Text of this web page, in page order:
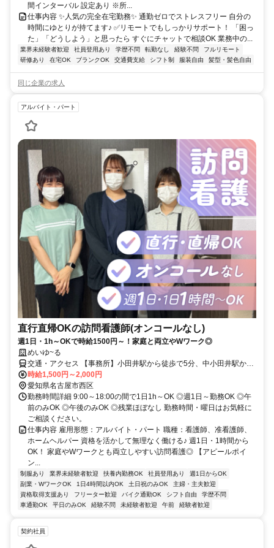
間インターバル 設定あり ※所...
仕事内容 ✨人気の完全在宅勤務✨ 通勤ゼロでストレスフリー 自分の
時間にゆとりが持てます♪ ✅リモートでもしっかりサポート！ 「困っ
た」「どうしよう」と思ったら すぐにチャットで相談OK 業務中の...
業界未経験者歓迎 社員登用あり 学歴不問 転勤なし 経験不問
フルリモート
研修あり
在宅OK ブランクOK 交通費支給 シフト制 服装自由 髪型・髪色自由
同じ企業の求人
アルバイト・パート
直行直帰OKの訪問看護師(オンコールなし)
週1日・1h～OKで時給1500円～！家庭と両立やWワーク◎
めいゆ~る
交通・アクセス 【事務所】小田井駅から徒歩で5分、中小田井駅から
徒歩で6分、上小田井駅から徒歩で11分
時給1,500円～2,000円
愛知県名古屋市西区
勤務時間詳細 9:00～18:00の間で1日1h～OK ◎週1日～勤務OK ◎午
前のみOK ◎午後のみOK ◎残業ほぼなし 勤務時間・曜日はお気軽に
ご相談ください。
仕事内容 雇用形態：アルバイト・パート 職種：看護師、准看護師、
ホームヘルパー 資格を活かして無理なく働ける♪ 週1日・1時間から
OK！ 家庭やWワークとも両立しやすい訪問看護◎ 【アピールポイ
ン...
制服あり 業界未経験者歓迎 扶養内勤務OK 社員登用あり
週1日からOK
副業・WワークOK
1日4時間以内OK 土日祝のみOK
主婦・主夫歓迎
資格取得支援あり
フリーター歓迎 バイク通勤OK シフト自由
学歴不問
車通勤OK
平日のみOK 経験不問 未経験者歓迎 午前 経験者歓迎
契約社員